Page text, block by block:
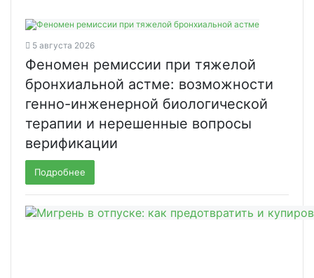
5 августа 2026
Феномен ремиссии при тяжелой
бронхиальной астме: возможности
генно-инженерной биологической
терапии и нерешенные вопросы
верификации
Подробнее